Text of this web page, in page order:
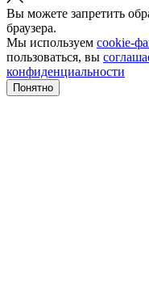
Вы можете запретить
браузера.
Мы используем cookie-
пользоваться, вы
конфиденциальности
Понятно